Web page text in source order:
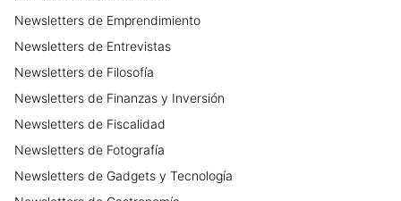
Newsletters de Emprendimiento
Newsletters de Entrevistas
Newsletters de Filosofía
Newsletters de Finanzas y Inversión
Newsletters de Fiscalidad
Newsletters de Fotografía
Newsletters de Gadgets y Tecnología